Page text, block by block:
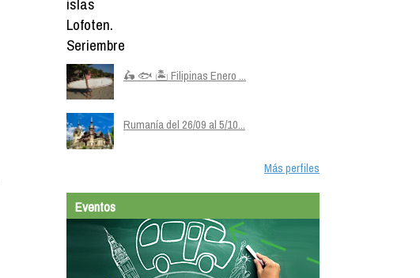
🛵 🐟 🏝️ Filipinas Enero ...
Rumanía del 26/09 al 5/10...
Más perfiles
Eventos